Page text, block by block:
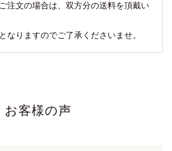
注文の場合は、双方分の送料を頂戴い
なりますのでご了承くださいませ。
お客様の声